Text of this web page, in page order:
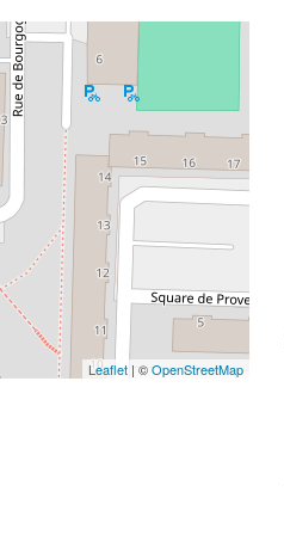
Leaflet | ©OpenStreetMap